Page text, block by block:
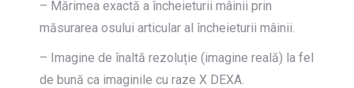
– Mărimea exactă a încheieturii mâinii prin
măsurarea osului articular al încheieturii mâinii.
– Imagine de înaltă rezoluție (imagine reală) la fel
de bună ca imaginile cu raze X DEXA.